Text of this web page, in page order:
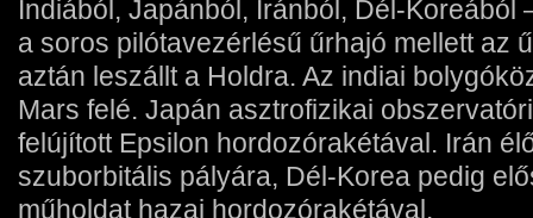
Indiából, Japánból, Iránból, Dél-Koreából
a soros pilótavezérlésű űrhajó mellett az
aztán leszállt a Holdra. Az indiai
Mars felé. Japán asztrofizikai
felújított Epsilon hordozórakétával. Irán
szuborbitális pályára, Dél-Korea pedig
műholdat hazai hordozórakétával.